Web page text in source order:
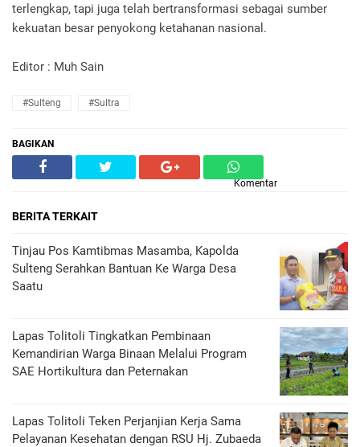
terlengkap, tapi juga telah bertransformasi sebagai sumber
kekuatan besar penyokong ketahanan nasional.
Editor : Muh Sain
#Sulteng #Sultra
BAGIKAN
Komentar
BERITA TERKAIT
Tinjau Pos Kamtibmas Masamba, Kapolda
Sulteng Serahkan Bantuan Ke Warga Desa
Saatu
Lapas Tolitoli Tingkatkan Pembinaan
Kemandirian Warga Binaan Melalui Program
SAE Hortikultura dan Peternakan
Lapas Tolitoli Teken Perjanjian Kerja Sama
Pelayanan Kesehatan dengan RSU Hj. Zubaeda